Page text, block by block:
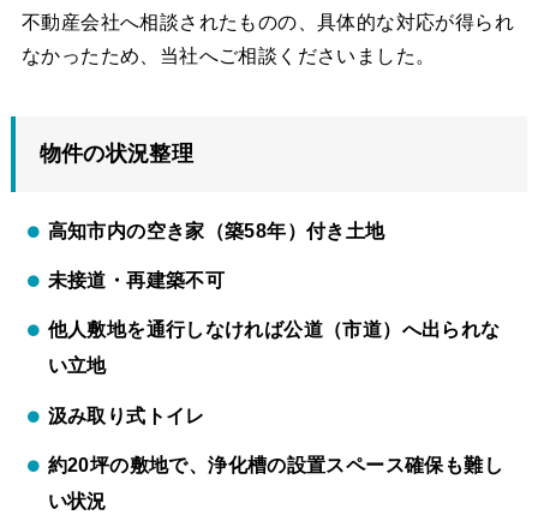
不動産会社へ相談されたものの、具体的な対応が得られ
なかったため、当社へご相談くださいました。
物件の状況整理
高知市内の空き家（築58年）付き土地
未接道・再建築不可
他人敷地を通行しなければ公道（市道）へ出られな
い立地
汲み取り式トイレ
約20坪の敷地で、浄化槽の設置スペース確保も難し
い状況